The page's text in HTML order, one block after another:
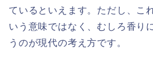
ているといえます。ただし、こ
いう意味ではなく、むしろ香り
うのが現代の考え方です。